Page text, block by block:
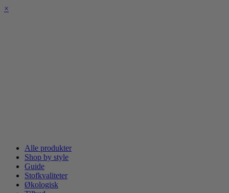
×
Alle produkter
Shop by style
Guide
Stofkvaliteter
Økologisk